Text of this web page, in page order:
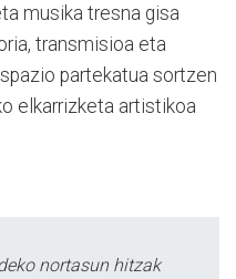
musika tresna gisa
transmisioa eta
partekatua sortzen
elkarrizketa artistikoa
nortasun hitzak